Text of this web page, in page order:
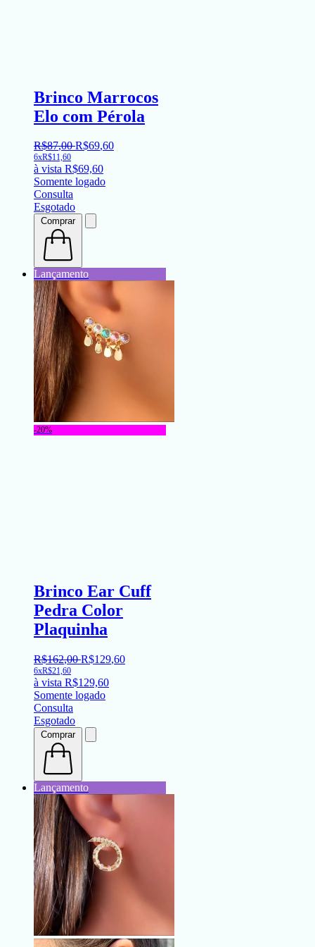
Brinco Marrocos
Elo com Pérola
R$87,00 R$69,60
6xR$11,60
à vista R$69,60
Somente logado
Consulta
Esgotado
Comprar
-20%
Brinco Ear Cuff
Pedra Color
Plaquinha
R$162,00 R$129,60
6xR$21,60
à vista R$129,60
Somente logado
Consulta
Esgotado
Comprar